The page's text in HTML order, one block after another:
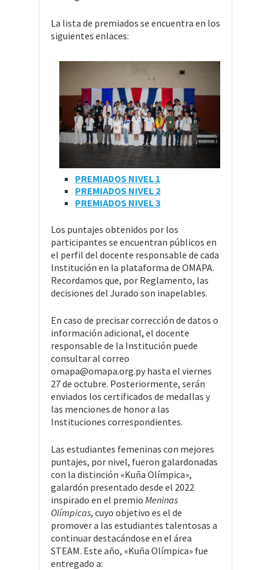
La lista de premiados se encuentra en los
siguientes enlaces:
PREMIADOS NIVEL 1
PREMIADOS NIVEL 2
PREMIADOS NIVEL 3
Los puntajes obtenidos por los
participantes se encuentran públicos en
el perfil del docente responsable de cada
Institución en la plataforma de OMAPA.
Recordamos que, por Reglamento, las
decisiones del Jurado son inapelables.
En caso de precisar corrección de datos o
información adicional, el docente
responsable de la Institución puede
consultar al correo
omapa@omapa.org.py hasta el viernes
27 de octubre. Posteriormente, serán
enviados los certificados de medallas y
las menciones de honor a las
Instituciones correspondientes.
Las estudiantes femeninas con mejores
puntajes, por nivel, fueron galardonadas
con la distinción «Kuña Olímpica»,
galardón presentado desde el 2022
inspirado en el premio Meninas
Olímpicas, cuyo objetivo es el de
promover a las estudiantes talentosas a
continuar destacándose en el área
STEAM. Este año, «Kuña Olímpica» fue
entregado a: